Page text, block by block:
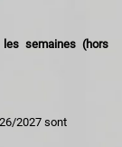
les semaines (hors
2027 sont